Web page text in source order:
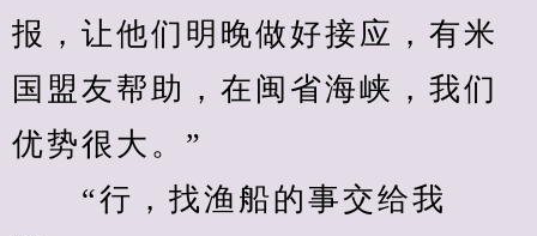
报，让他们明晚做好接应，有米
国盟友帮助，在闽省海峡，我们
优势很大。”
“行，找渔船的事交给我